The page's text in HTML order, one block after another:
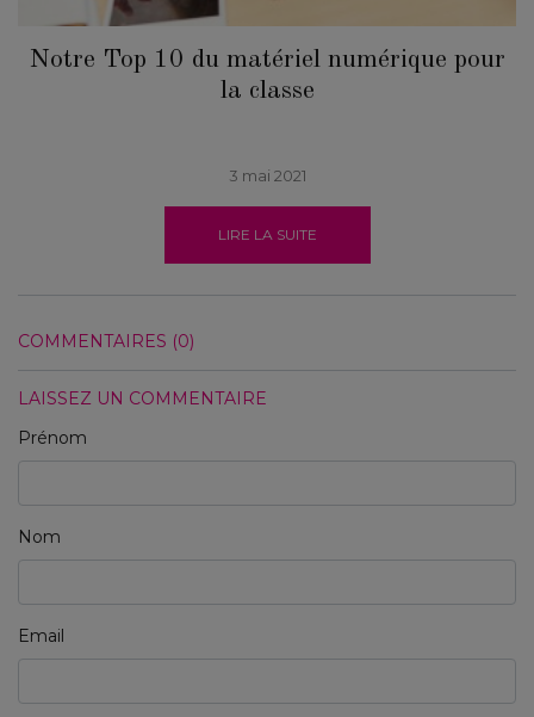
Notre Top 10 du matériel numérique pour
la classe
3 mai 2021
LIRE LA SUITE
COMMENTAIRES (0)
LAISSEZ UN COMMENTAIRE
Prénom
Nom
Email